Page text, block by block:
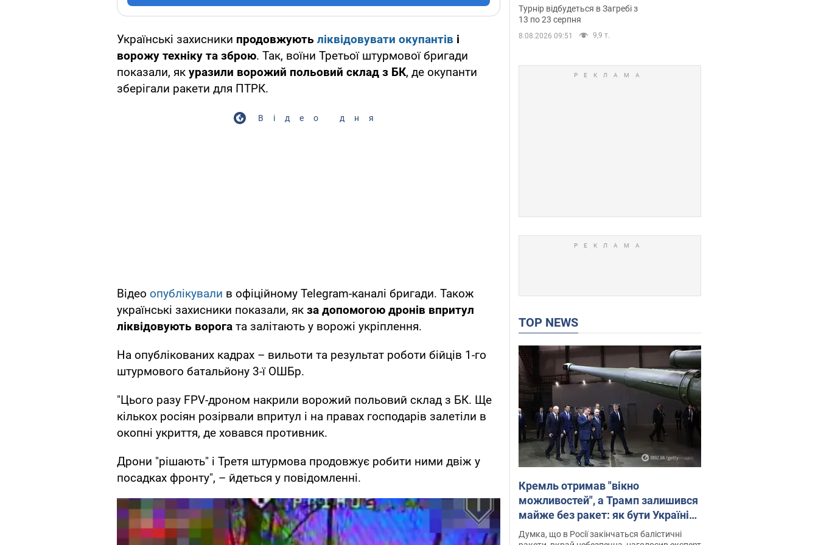
Українські захисники продовжують ліквідовувати окупантів і
ворожу техніку та зброю. Так, воїни Третьої штурмової бригади
показали, як уразили ворожий польовий склад з БК, де окупанти
зберігали ракети для ПТРК.
Відео дня
Відео опублікували в офіційному Telegram-каналі бригади. Також
українські захисники показали, як за допомогою дронів впритул
ліквідовують ворога та залітають у ворожі укріплення.
На опублікованих кадрах – вильоти та результат роботи бійців 1-го
штурмового батальйону 3-ї ОШБр.
"Цього разу FPV-дроном накрили ворожий польовий склад з БК. Ще
кількох росіян розірвали впритул і на правах господарів залетіли в
окопні укриття, де ховався противник.
Дрони "рішають" і Третя штурмова продовжує робити ними двіж у
посадках фронту", – йдеться у повідомленні.
до чемпіонату Європи
основних спортсменів
Турнір відбудеться в Загребі з
13 по 23 серпня
8.08.2026 09:51 9,9 т.
TOP NEWS
Кремль отримав "вікно
можливостей", а Трамп залишився
майже без ракет: як бути Україні?
Інтерв’ю з Мельником
Думка, що в Росії закінчаться балістичні